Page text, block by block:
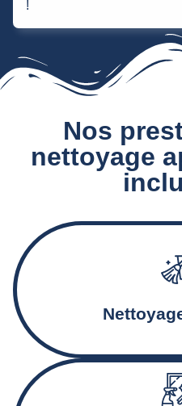
!
Nos
nettoyage
Aspiration et décapage des